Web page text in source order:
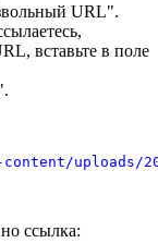
URL".
вставьте в поле
uploads/
ссылка: